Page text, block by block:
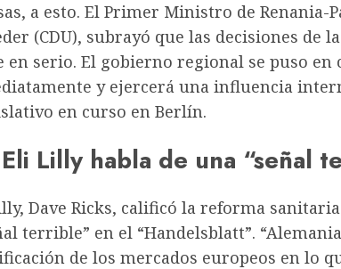
a esto. El Primer Ministro de Renania-
(CDU), subrayó que las decisiones de
en serio. El gobierno regional se puso en
y ejercerá una influencia
en curso en Berlín.
Lilly habla de una “señal
Dave Ricks, calificó la reforma
terrible” en el “Handelsblatt”.
de los mercados europeos en lo